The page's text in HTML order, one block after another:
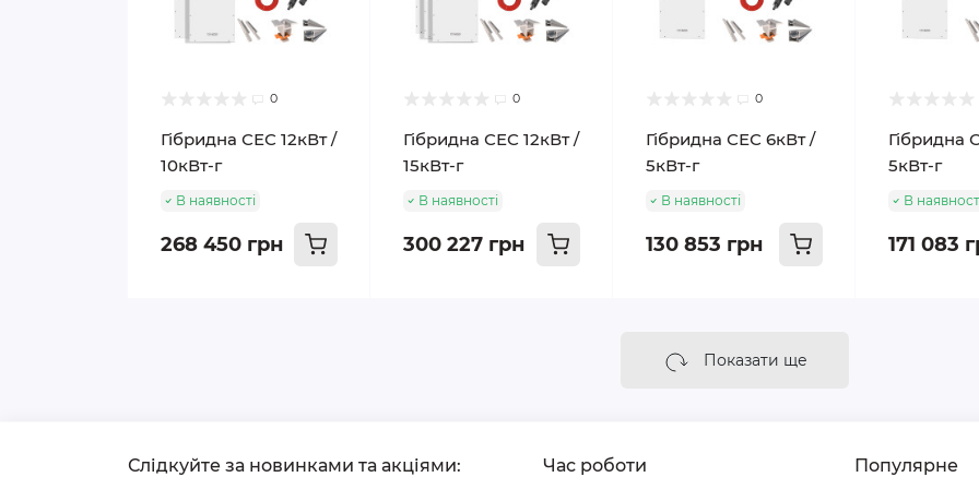
0
Гібридна СЕС 12кВт /
10кВт-г
В наявності
268 450 грн
0
Гібридна СЕС 12кВт /
15кВт-г
В наявності
300 227 грн
0
Гібридна СЕС 6кВт /
5кВт-г
В наявності
130 853 грн
Гібридна
5кВт-г
В
171 083
Показати ще
Слідкуйте за новинками та акціями: Час роботи Популярне